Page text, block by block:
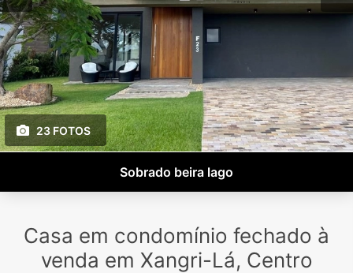
23 FOTOS
Sobrado beira lago
Casa em condomínio fechado à
venda em Xangri-Lá, Centro